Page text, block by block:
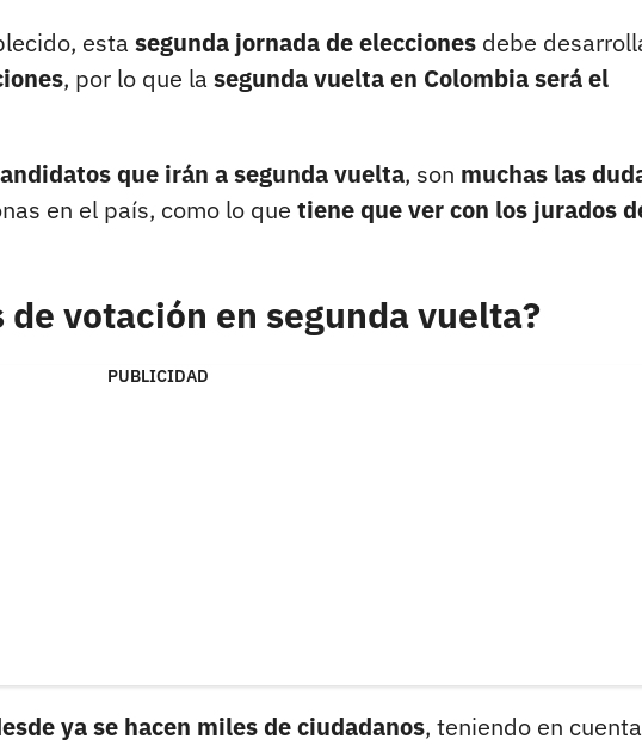
esta segunda jornada de elecciones debe
, por lo que la segunda vuelta en Colombia será el
que irán a segunda vuelta, son muchas las
en el país, como lo que tiene que ver con los jurados
votación en segunda vuelta?
PUBLICIDAD
ya se hacen miles de ciudadanos, teniendo en